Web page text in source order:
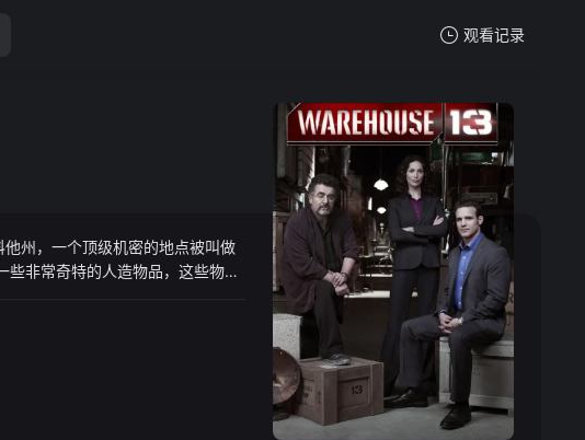
观看记录
暂无观看影片的记录
州，一个顶级机密的地点被叫做
非常奇特的人造物品，这些物品